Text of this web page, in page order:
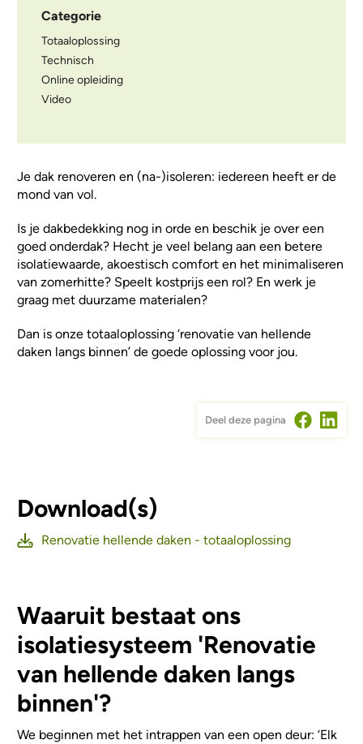
Categorie
Totaaloplossing
Technisch
Online opleiding
Video
Je dak renoveren en (na-)isoleren: iedereen heeft er de
mond van vol.
Is je dakbedekking nog in orde en beschik je over een
goed onderdak? Hecht je veel belang aan een betere
isolatiewaarde, akoestisch comfort en het minimaliseren
van zomerhitte? Speelt kostprijs een rol? En werk je
graag met duurzame materialen?
Dan is onze totaaloplossing ‘renovatie van hellende
daken langs binnen’ de goede oplossing voor jou.
Deel deze pagina
Download(s)
Renovatie hellende daken - totaaloplossing
Waaruit bestaat ons
isolatiesysteem 'Renovatie
van hellende daken langs
binnen'?
We beginnen met het intrappen van een open deur: ‘Elk